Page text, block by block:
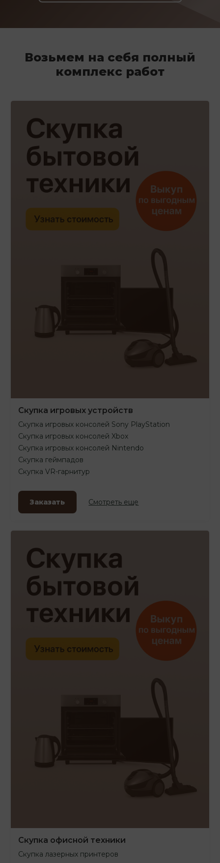
Возьмем на себя полный
комплекс работ
Скупка игровых устройств
Скупка игровых консолей Sony PlayStation
Скупка игровых консолей Xbox
Скупка игровых консолей Nintendo
Скупка геймпадов
Скупка VR-гарнитур
Заказать Смотреть еще
Скупка офисной техники
Скупка лазерных принтеров